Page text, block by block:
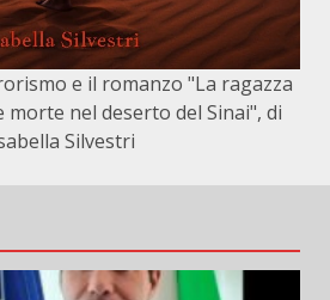
e il romanzo "La ragazza
morte nel deserto del Sinai", di
Silvestri